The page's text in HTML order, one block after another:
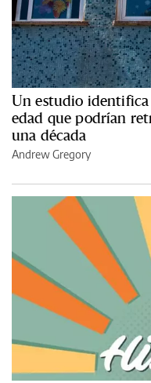
Un estudio
edad que podrían
una década
Andrew Gregory